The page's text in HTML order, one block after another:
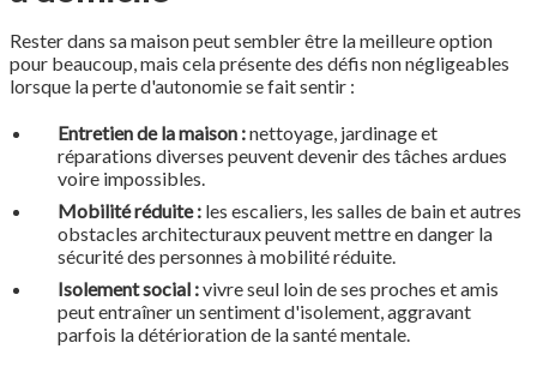
Rester dans sa maison peut sembler être la meilleure option
pour beaucoup, mais cela présente des défis non négligeables
lorsque la perte d'autonomie se fait sentir :
Entretien de la maison :nettoyage, jardinage et
réparations diverses peuvent devenir des tâches ardues
voire impossibles.
Mobilité réduite : les escaliers, les salles de bain et autres
obstacles architecturaux peuvent mettre en danger la
sécurité des personnes à mobilité réduite.
Isolement social :vivre seul loin de ses proches et amis
peut entraîner un sentiment d'isolement, aggravant
parfois la détérioration de la santé mentale.